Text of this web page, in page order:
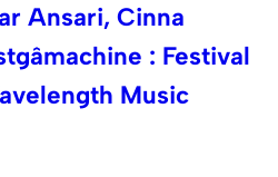
Ansari, Cinna
: Festival
Music